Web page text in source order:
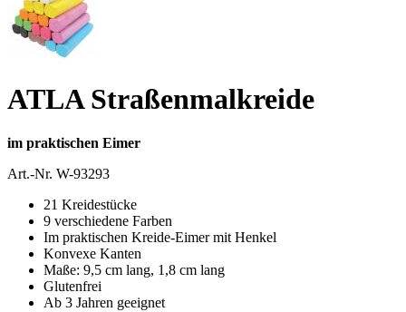
ATLA Straßenmalkreide
im praktischen Eimer
Art.-Nr. W-93293
21 Kreidestücke
9 verschiedene Farben
Im praktischen Kreide-Eimer mit Henkel
Konvexe Kanten
Maße: 9,5 cm lang, 1,8 cm lang
Glutenfrei
Ab 3 Jahren geeignet